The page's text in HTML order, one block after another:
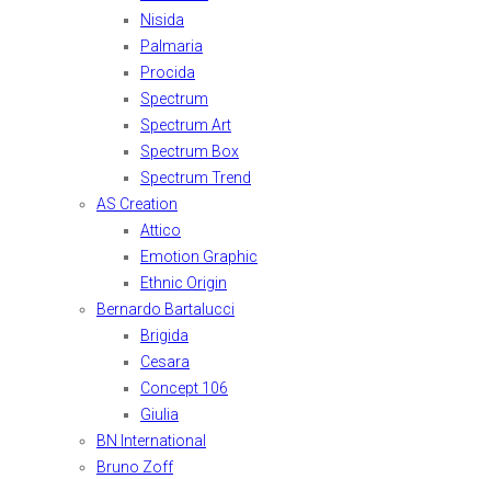
Nisida
Palmaria
Procida
Spectrum
Spectrum Art
Spectrum Box
Spectrum Trend
AS Creation
Attico
Emotion Graphic
Ethnic Origin
Bernardo Bartalucci
Brigida
Cesara
Concept 106
Giulia
BN International
Bruno Zoff